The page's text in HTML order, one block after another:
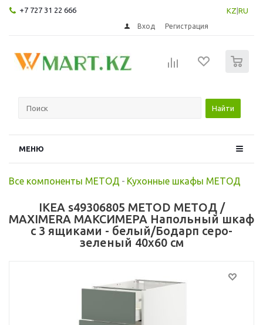
+7 727 31 22 666 KZ RU
Вход Регистрация
Найти
МЕНЮ
Все компоненты МЕТОД - Кухонные шкафы МЕТОД
IKEA s49306805 METOD МЕТОД /
MAXIMERA МАКСИМЕРА Напольный шкаф
с 3 ящиками - белый/Бодарп серо-
зеленый 40x60 см